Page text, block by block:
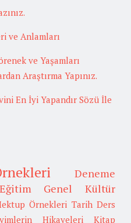
ve Anlamları
ve Yaşamları
Araştırma Yapınız.
En İyi Yapandır Sözü İle
Deneme
Eğitim Genel Kültür
Örnekleri Tarih Ders
Hikayeleri Kitap